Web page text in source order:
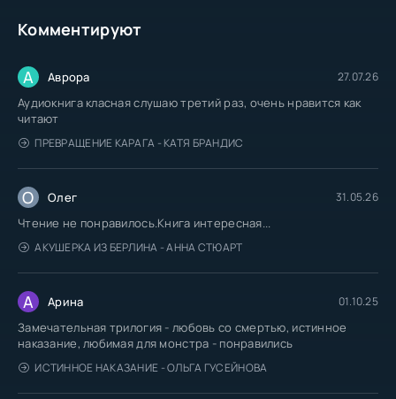
Комментируют
А Аврора 27.07.26
Аудиокнига класная слушаю третий раз, очень нравится как
читают
ПРЕВРАЩЕНИЕ КАРАГА - КАТЯ БРАНДИС
О Олег 31.05.26
Чтение не понравилось.Книга интересная...
АКУШЕРКА ИЗ БЕРЛИНА - АННА СТЮАРТ
А Арина 01.10.25
Замечательная трилогия - любовь со смертью, истинное
наказание, любимая для монстра - понравились
ИСТИННОЕ НАКАЗАНИЕ - ОЛЬГА ГУСЕЙНОВА